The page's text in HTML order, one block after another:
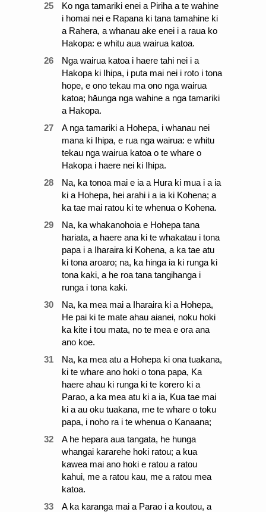
25
Ko nga tamariki enei a Piriha a te wahine
i homai nei e Rapana ki tana tamahine ki
a Rahera, a whanau ake enei i a raua ko
Hakopa: e whitu aua wairua katoa.
26
Nga wairua katoa i haere tahi nei i a
Hakopa ki Ihipa, i puta mai nei i roto i tona
hope, e ono tekau ma ono nga wairua
katoa; hāunga nga wahine a nga tamariki
a Hakopa.
27
A nga tamariki a Hohepa, i whanau nei
mana ki Ihipa, e rua nga wairua: e whitu
tekau nga wairua katoa o te whare o
Hakopa i haere nei ki Ihipa.
28
Na, ka tonoa mai e ia a Hura ki mua i a ia
ki a Hohepa, hei arahi i a ia ki Kohena; a
ka tae mai ratou ki te whenua o Kohena.
29
Na, ka whakanohoia e Hohepa tana
hariata, a haere ana ki te whakatau i tona
papa i a Iharaira ki Kohena, a ka tae atu
ki tona aroaro; na, ka hinga ia ki runga ki
tona kaki, a he roa tana tangihanga i
runga i tona kaki.
30
Na, ka mea mai a Iharaira ki a Hohepa,
He pai ki te mate ahau aianei, noku hoki
ka kite i tou mata, no te mea e ora ana
ano koe.
31
Na, ka mea atu a Hohepa ki ona tuakana,
ki te whare ano hoki o tona papa, Ka
haere ahau ki runga ki te korero ki a
Parao, a ka mea atu ki a ia, Kua tae mai
ki a au oku tuakana, me te whare o toku
papa, i noho ra i te whenua o Kanaana;
32
A he hepara aua tangata, he hunga
whangai kararehe hoki ratou; a kua
kawea mai ano hoki e ratou a ratou
kahui, me a ratou kau, me a ratou mea
katoa.
33
A ka karanga mai a Parao i a koutou, a